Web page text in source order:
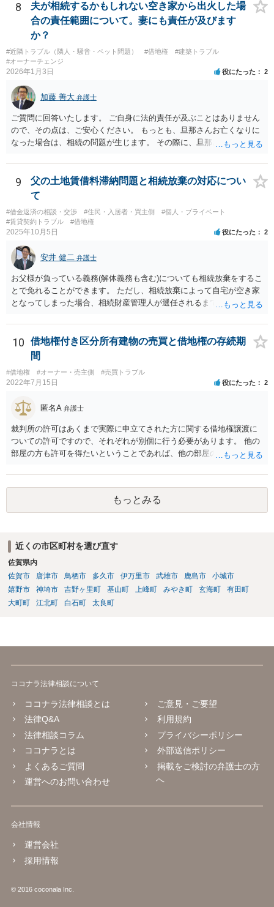
8
夫が相続するかもしれない空き家から出火した場
合の責任範囲について。妻にも責任が及びます
か？
#近隣トラブル（隣人・騒音・ペット問題） #借地権
#建築トラブル
#オーナーチェンジ
2026年1月3日 役にたった 2
加藤 善大 弁護士
ご質問に回答いたします。 ご自身に法的責任が及ぶことはありません
ので、その点は、ご安心ください。 もっとも、旦那さんお亡くなりに
なった場合は、相続の問題が生じます。 その際に、旦那さんが損害賠
とにはなります。 また、建物は旦那さんも２分の１を相続したことに
なっていますが、 遺産分割未了のまま旦那さんが亡くなると、ご質問
者様がその２分の１の分を相続することになります。 借家に建ってい
が、 まずはその点をはっきりさせた方がよさそうですね。 ご質問に対
する回答は以上ですが、可能であれば、ご依頼になるかは別にして、
求めることをおすすめいたします。 ご参考にしていただけますと幸い
です。
9
父の土地賃借料滞納問題と相続放棄の対応につい
て
#借金返済の相談・交渉 #住民・入居者・買主側
#個人・プライベート
#賃貸契約トラブル
#借地権
2025年10月5日 役にたった 2
安井 健二 弁護士
お父様が負っている義務(解体義務も含む)についても相続放棄をするこ
とで免れることができます。 ただし、相続放棄によって自宅が空き家
となってしまった場合、相続財産管理人が選任されるまで、管理義務
父様の私物は基本的に放置しておいたほうがよいでしょう。 下手に処
分してしまうと相続をしたとみなされてしまい、相続放棄が困難にな
ることがあります。 また、関係者から連絡があった際は相続放棄を検
討していると伝え、相続放棄後は相続放棄申述証明書の控えを交付す
るとよいと考えます。
10
借地権付き区分所有建物の売買と借地権の存続期
間
#借地権 #オーナー・売主側 #売買トラブル
2022年7月15日 役にたった 2
匿名A 弁護士
裁判所の許可はあくまで実際に申立てされた方に関する借地権譲渡に
ついての許可ですので、それぞれが別個に行う必要があります。 他の
部屋の方も許可を得たいということであれば、他の部屋の方も同じく
もっとみる
近くの市区町村を選び直す
佐賀県内
佐賀市
唐津市 鳥栖市 多久市 伊万里市 武雄市 鹿島市
小城市
嬉野市
神埼市 吉野ヶ里町 基山町 上峰町 みやき町 玄海町
有田町
大町町
江北町 白石町 太良町
ココナラ法律相談について
ココナラ法律相談とは
法律Q&A
法律相談コラム
ココナラとは
よくあるご質問
運営へのお問い合わせ
ご意見・ご要望
利用規約
プライバシーポリシー
外部送信ポリシー
掲載をご検討の弁護士の方
へ
会社情報
運営会社
採用情報
© 2016 coconala Inc.